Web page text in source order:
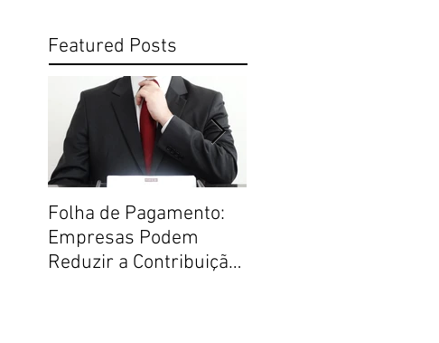
Featured Posts
Folha de Pagamento:
Empresas Podem
Reduzir a Contribuição